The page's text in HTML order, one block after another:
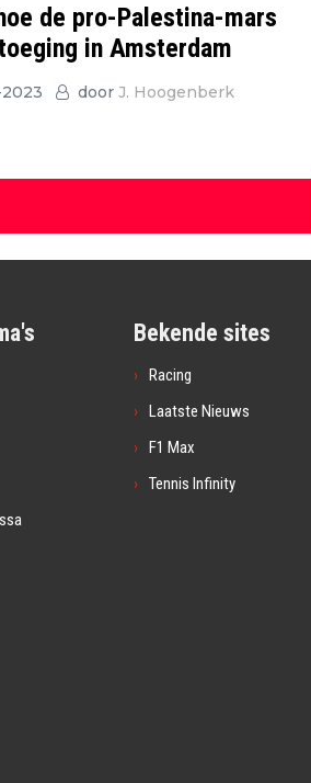
de pro-Palestina-mars
in Amsterdam
2023 door J. Hoogenberk
Bekende sites
Racing
Laatste Nieuws
F1 Max
Tennis Infinity